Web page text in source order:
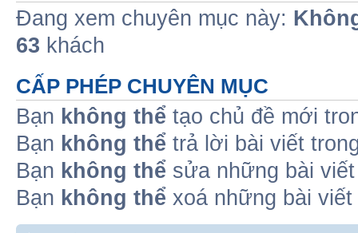
Đang xem chuyên mục này:
63 khách
CẤP PHÉP CHUYÊN MỤC
Bạn không thể tạo chủ đề mới
Bạn không thể trả lời bài viết
Bạn không thể sửa những bài
Bạn không thể xoá những bài